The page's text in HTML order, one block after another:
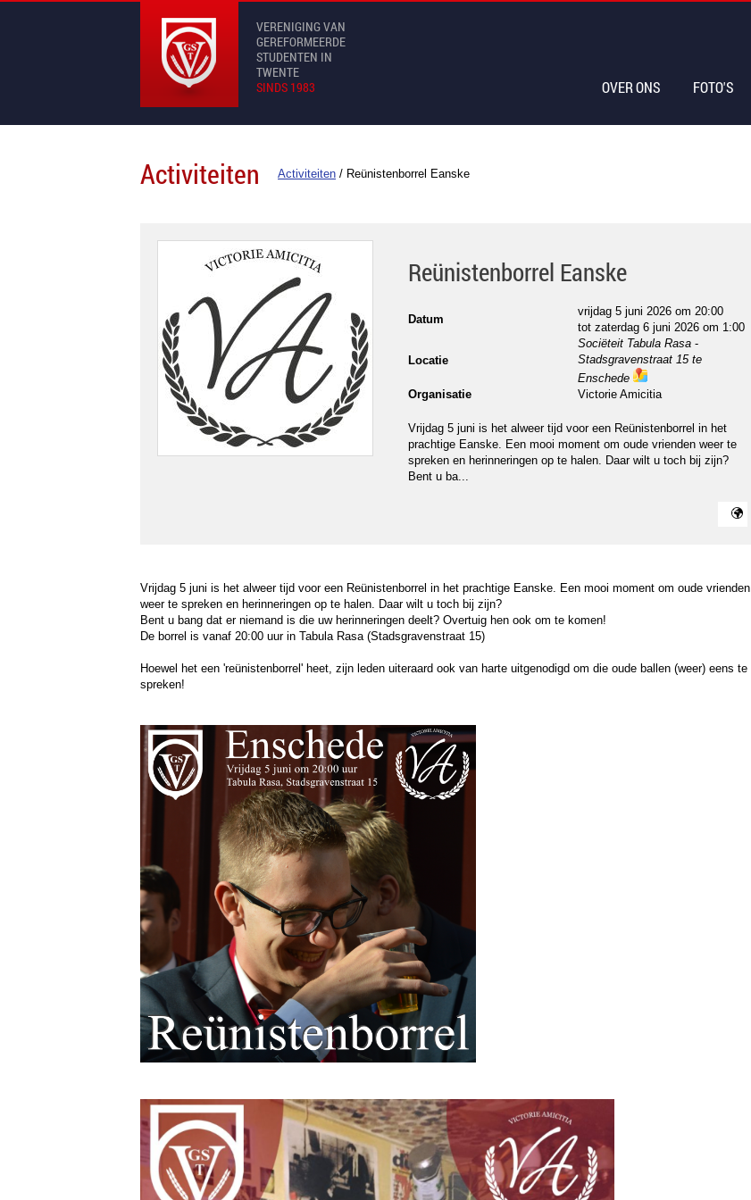
VERENIGING VAN
GEREFORMEERDE
STUDENTEN IN
TWENTE
SINDS 1983
OVER ONS FOTO'S
Activiteiten Activiteiten / Reünistenborrel Eanske
Reünistenborrel Eanske
Datum
vrijdag 5 juni 2026 om 20:00
tot zaterdag 6 juni 2026 om 1:00
Locatie
Sociëteit Tabula Rasa -
Stadsgravenstraat 15 te
Enschede
ma
ps
Organisatie Victorie Amicitia
Vrijdag 5 juni is het alweer tijd voor een Reünistenborrel in het
prachtige Eanske. Een mooi moment om oude vrienden weer te
spreken en herinneringen op te halen. Daar wilt u toch bij zijn?
Bent u ba...
Vrijdag 5 juni is het alweer tijd voor een Reünistenborrel in het prachtige Eanske. Een mooi moment om oude vrienden
weer te spreken en herinneringen op te halen. Daar wilt u toch bij zijn?
Bent u bang dat er niemand is die uw herinneringen deelt? Overtuig hen ook om te komen!
De borrel is vanaf 20:00 uur in Tabula Rasa (Stadsgravenstraat 15)
Hoewel het een 'reünistenborrel' heet, zijn leden uiteraard ook van harte uitgenodigd om die oude ballen (weer) eens te
spreken!